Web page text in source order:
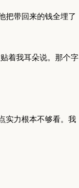
把带回来的钱全埋了
着我耳朵说。那个字
实力根本不够看。我